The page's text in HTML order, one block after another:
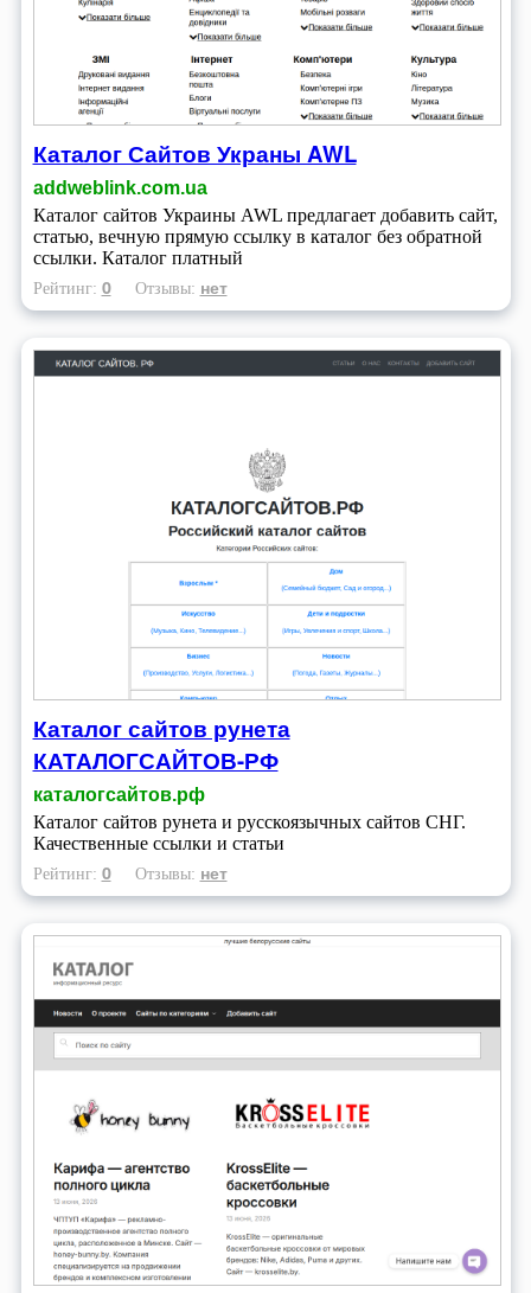
Каталог Сайтов Украны AWL
addweblink.com.ua
Каталог сайтов Украины AWL предлагает добавить сайт,
статью, вечную прямую ссылку в каталог без обратной
ссылки. Каталог платный
Рейтинг: 0 Отзывы: нет
Каталог сайтов рунета
КАТАЛОГСАЙТОВ-РФ
каталогсайтов.рф
Каталог сайтов рунета и русскоязычных сайтов СНГ.
Качественные ссылки и статьи
Рейтинг: 0 Отзывы: нет